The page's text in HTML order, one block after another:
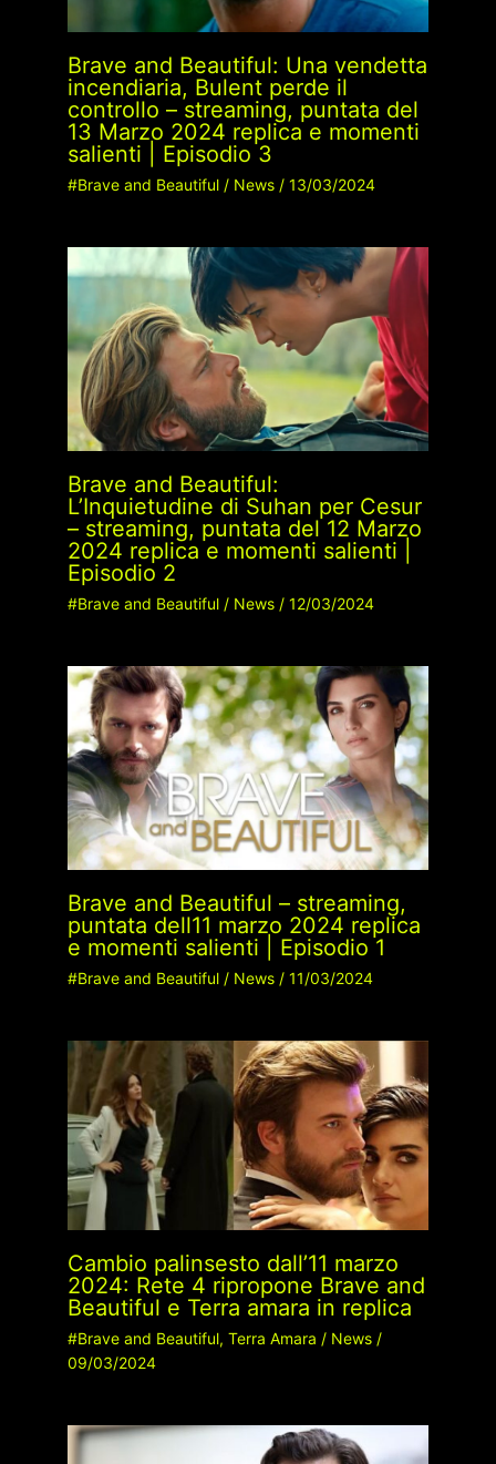
Brave and Beautiful: Una vendetta
incendiaria, Bulent perde il
controllo – streaming, puntata del
13 Marzo 2024 replica e momenti
salienti | Episodio 3
#Brave and Beautiful/ News/ 13/03/2024
Brave and Beautiful:
L’Inquietudine di Suhan per Cesur
– streaming, puntata del 12 Marzo
2024 replica e momenti salienti |
Episodio 2
#Brave and Beautiful/ News/ 12/03/2024
Brave and Beautiful – streaming,
puntata dell11 marzo 2024 replica
e momenti salienti | Episodio 1
#Brave and Beautiful/ News/ 11/03/2024
Cambio palinsesto dall’11 marzo
2024: Rete 4 ripropone Brave and
Beautiful e Terra amara in replica
#Brave and Beautiful, Terra Amara / News/
09/03/2024